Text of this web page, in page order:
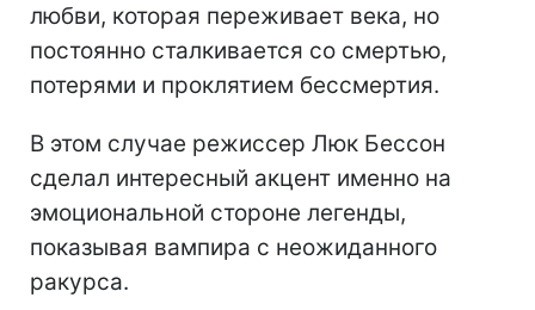
любви, которая переживает века, но
постоянно сталкивается со смертью,
потерями и проклятием бессмертия.
В этом случае режиссер Люк Бессон
сделал интересный акцент именно на
эмоциональной стороне легенды,
показывая вампира с неожиданного
ракурса.